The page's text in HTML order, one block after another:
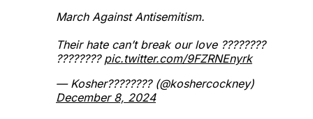
March Against Antisemitism.
Their hate can’t break our love ????????
???????? pic.twitter.com/9FZRNEnyrk
— Kosher???????? (@koshercockney)
December 8, 2024